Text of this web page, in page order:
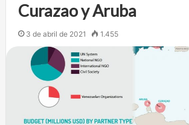
Curazao y Aruba
3 de abril de 2021 1.455